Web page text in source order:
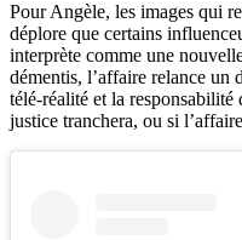
Pour Angèle, les images qui
déplore que certains
interprète comme une
démentis, l’affaire relance un
télé-réalité et la responsabilité
justice tranchera, ou si